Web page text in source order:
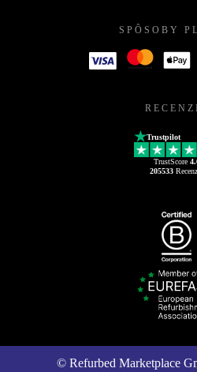
SPÔSOBY
Trustpilot
TrustScore
205533
© Refurbed Marketplace